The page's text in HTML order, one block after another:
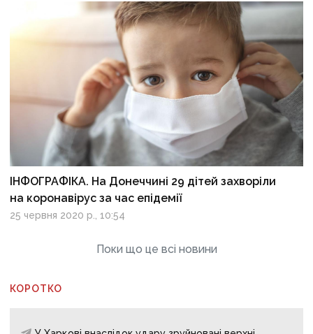
ІНФОГРАФІКА. На Донеччині 29 дітей захворіли
на коронавірус за час епідемії
25 червня 2020 р., 10:54
Поки що це всі новини
КОРОТКО